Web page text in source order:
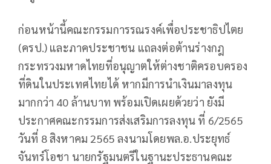
ก่อนหน้านี้คณะกรรมการรณรงค์เพื่อประชาธิปไตย
(ครป.) และภาคประชาชน แถลงต่อต้านร่างกฎ
กระทรวงมหาดไทยที่อนุญาตให้ต่างชาติครอบครอง
ที่ดินในประเทศไทยได้ หากมีการนำเงินมาลงทุน
มากกว่า 40 ล้านบาท พร้อมเปิดเผยด้วยว่า ยังมี
ประกาศคณะกรรมการส่งเสริมการลงทุน ที่ 6/2565
วันที่ 8 สิงหาคม 2565 ลงนามโดยพล.อ.ประยุทธ์
จันทร์โอชา นายกรัฐมนตรีในฐานะประธานคณะ